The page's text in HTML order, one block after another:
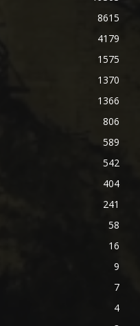
8615
4179
1575
1370
1366
806
589
542
404
241
58
16
9
7
4